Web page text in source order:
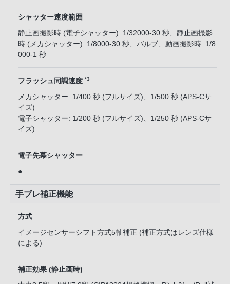
シャッター速度範囲
静止画撮影時 (電子シャッター): 1/32000-30 秒、静止画撮影
時 (メカシャッター): 1/8000-30 秒、バルブ、動画撮影時: 1/8
000-1 秒
フラッシュ同調速度 *3
メカシャッター: 1/400 秒 (フルサイズ)、1/500 秒 (APS-Cサ
イズ)
電子シャッター: 1/200 秒 (フルサイズ)、1/250 秒 (APS-Cサ
イズ)
電子先幕シャッター
●
手ブレ補正機能
方式
イメージセンサーシフト方式5軸補正 (補正方式はレンズ仕様
による)
補正効果 (静止画時)